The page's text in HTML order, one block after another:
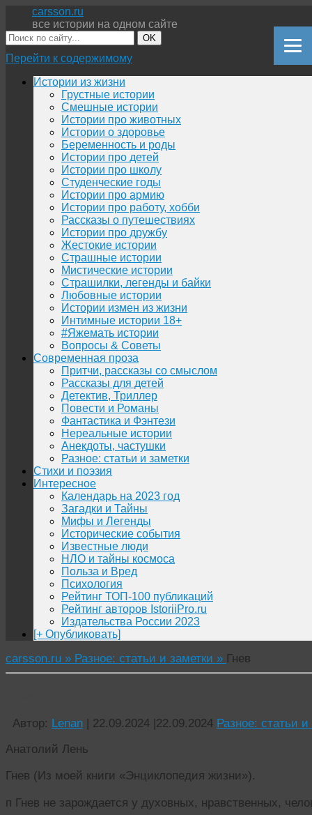
carsson.ru
все истории на одном сайте
OK
Перейти к содержимому
Истории из жизни
Грустные истории
Смешные истории
Истории про животных
Истории о здоровье
Беременность и роды
Истории про детей
Истории про школу
Студенческие годы
Истории про армию
Истории про работу, хобби
Рассказы о путешествиях
Истории про дружбу
Жестокие истории
Страшные истории
Мистические истории
Страшилки, легенды и байки
Любовные истории
Истории измен из жизни
Интимные истории 18+
#Яжемать истории
Вопросы & Советы
Современная проза
Притчи, рассказы со смыслом
Рассказы для детей
Детектив, Триллер
Повести и Романы
Фантастика и Фэнтези
Нереальные истории
Анекдоты, частушки
Разное: статьи и заметки
Стихи и поэзия
Интересное
Календарь на 2023 год
Загадки и Тайны
Мифы и Легенды
Исторические события
Известные люди
НЛО и тайны космоса
Польза и Вред
Психология
Рейтинг ТОП-100 публикаций
Рейтинг авторов IstoriiPro.ru
Издательства России 2023
[+ Опубликовать]
carsson.ru » Разное: статьи и заметки » Гнев
Автор: Lenan | 22.09.2024 |22.09.2024 Разное: статьи и
Анатолий Лень
Гнев (Из моей книги «Энциклопедия жизни»).
п Гнев не зарождается у духовных, нравственных,